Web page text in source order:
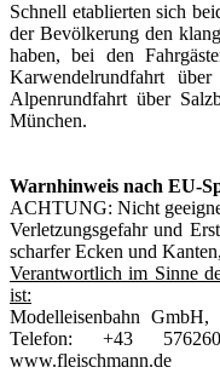
Schnell etablierten sich
der Bevölkerung den
haben, bei den
Karwendelrundfahrt
Alpenrundfahrt über
München.
Warnhinweis nach EU-
ACHTUNG: Nicht
Verletzungsgefahr und
scharfer Ecken und
Verantwortlich im Sinne
ist:
Modelleisenbahn GmbH,
Telefon: +43
www.fleischmann.de